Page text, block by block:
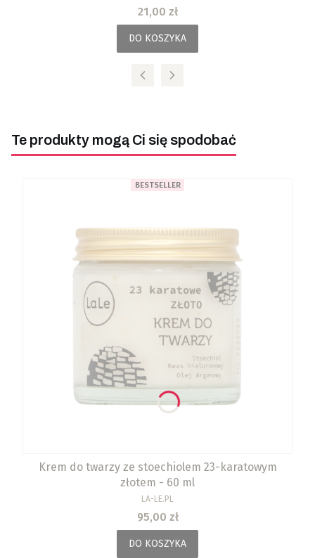
Cena
21,00 zł
DO KOSZYKA
Te produkty mogą Ci się spodobać
BESTSELLER
Krem do twarzy ze stoechiolem 23-karatowym
złotem - 60 ml
PRODUCENT
LA-LE.PL
Cena
95,00 zł
DO KOSZYKA